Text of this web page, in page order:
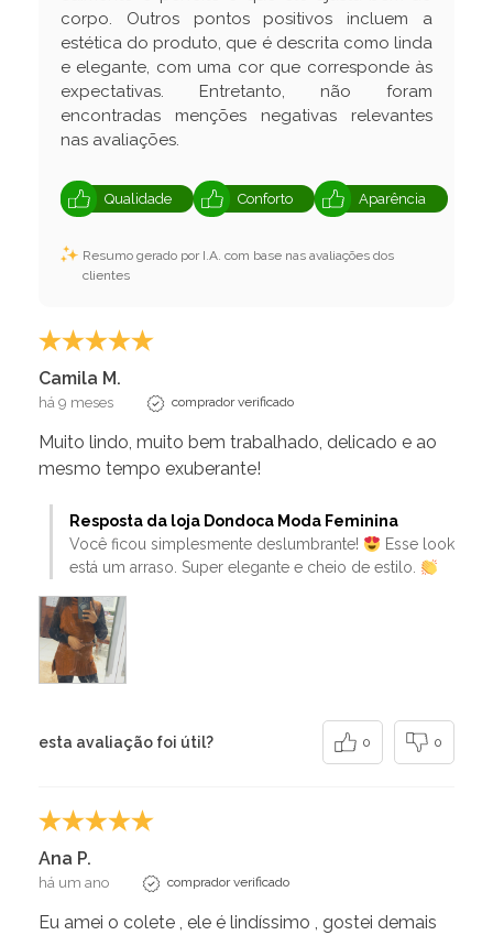
corpo. Outros pontos positivos incluem a
estética do produto, que é descrita como linda
e elegante, com uma cor que corresponde às
expectativas. Entretanto, não foram
encontradas menções negativas relevantes
nas avaliações.
Qualidade Conforto Aparência
Resumo gerado por I.A. com base nas avaliações dos
clientes
Camila M.
há 9 meses comprador verificado
Muito lindo, muito bem trabalhado, delicado e ao
mesmo tempo exuberante!
Resposta da loja Dondoca Moda Feminina
Você ficou simplesmente deslumbrante!
Esse look
está um arraso. Super elegante e cheio de estilo.
esta avaliação foi útil? 0 0
Ana P.
há um ano comprador verificado
Eu amei o colete , ele é lindíssimo , gostei demais